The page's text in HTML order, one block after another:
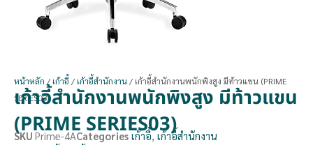
หน้าหลัก /เก้าอี้ /เก้าอี้สำนักงาน / เก้าอี้สำนักงานพนักพิงสูง มีท้าวแขน (PRIME
SERIES03)
เก้าอี้สำนักงานพนักพิงสูง มีท้าวแขน
(PRIME SERIES03)
SKU Prime-4ACategories เก้าอี้, เก้าอี้สำนักงาน